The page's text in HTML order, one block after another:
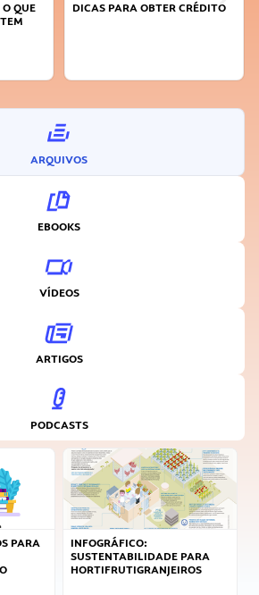
QUE
DICAS PARA OBTER CRÉDITO
ARQUIVOS
EBOOKS
VÍDEOS
ARTIGOS
PODCASTS
PARA
INFOGRÁFICO:
SUSTENTABILIDADE PARA
HORTIFRUTIGRANJEIROS